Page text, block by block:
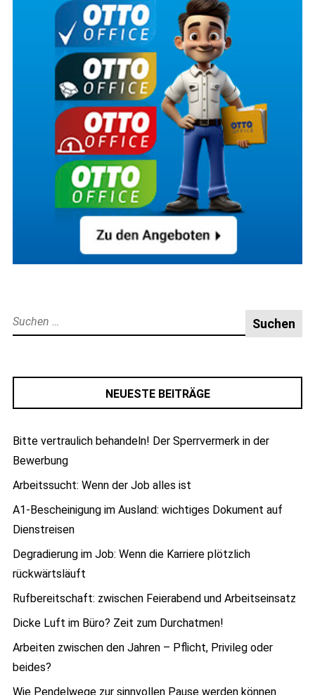
Suche
nach:
NEUESTE BEITRÄGE
Bitte vertraulich behandeln! Der Sperrvermerk in der
Bewerbung
Arbeitssucht: Wenn der Job alles ist
A1-Bescheinigung im Ausland: wichtiges Dokument auf
Dienstreisen
Degradierung im Job: Wenn die Karriere plötzlich
rückwärtsläuft
Rufbereitschaft: zwischen Feierabend und Arbeitseinsatz
Dicke Luft im Büro? Zeit zum Durchatmen!
Arbeiten zwischen den Jahren – Pflicht, Privileg oder
beides?
Wie Pendelwege zur sinnvollen Pause werden können